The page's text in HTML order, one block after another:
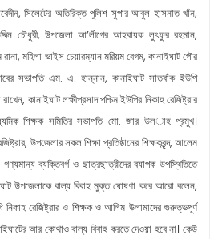
সিলেটের অতিরিক্ত পুলিশ সুপার আবুল হাসনাত খাঁন,
চৌধুরী, উপজেলা আ’লীগের আহবায়ক লুৎফুর রহমান,
মহিলা ভাইস চেয়ারম্যান মরিয়ম বেগম, কানাইঘাট পৌর
সভাপতি এম. এ. হান্নান, কানাইঘাট সাতবাঁক ইউপি
কানাইঘাট লক্ষীপ্রসাদ পশ্চিম ইউপির নিকাহ রেজিষ্ট্রার
শিক্ষক সমিতির সভাপতি মো. জার উল­াহ প্রমুখ।
উপজেলার সকল শিক্ষা প্রতিষ্ঠানের শিক্ষকবৃন্দ, আলেম
ব্যক্তিবর্গ ও ছাত্রছাত্রীদের ব্যাপক উপস্থিতিতে
উপজেলাকে বাল্য বিবাহ মুক্ত ঘোষণা করে আরো বলেন,
নিকাহ রেজিষ্ট্রার ও শিক্ষক ও আলিম উলামাদের গুরুত্ভপূর্ণ
আর কোথাও বাল্য বিবাহ করতে দেওয়া হবে না। কেউ